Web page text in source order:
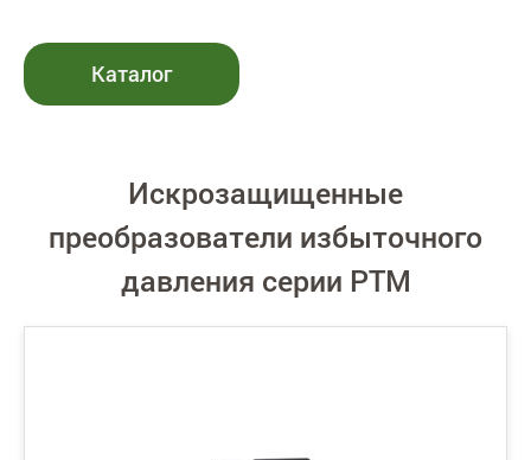
Каталог
Искрозащищенные
преобразователи избыточного
давления серии РТМ